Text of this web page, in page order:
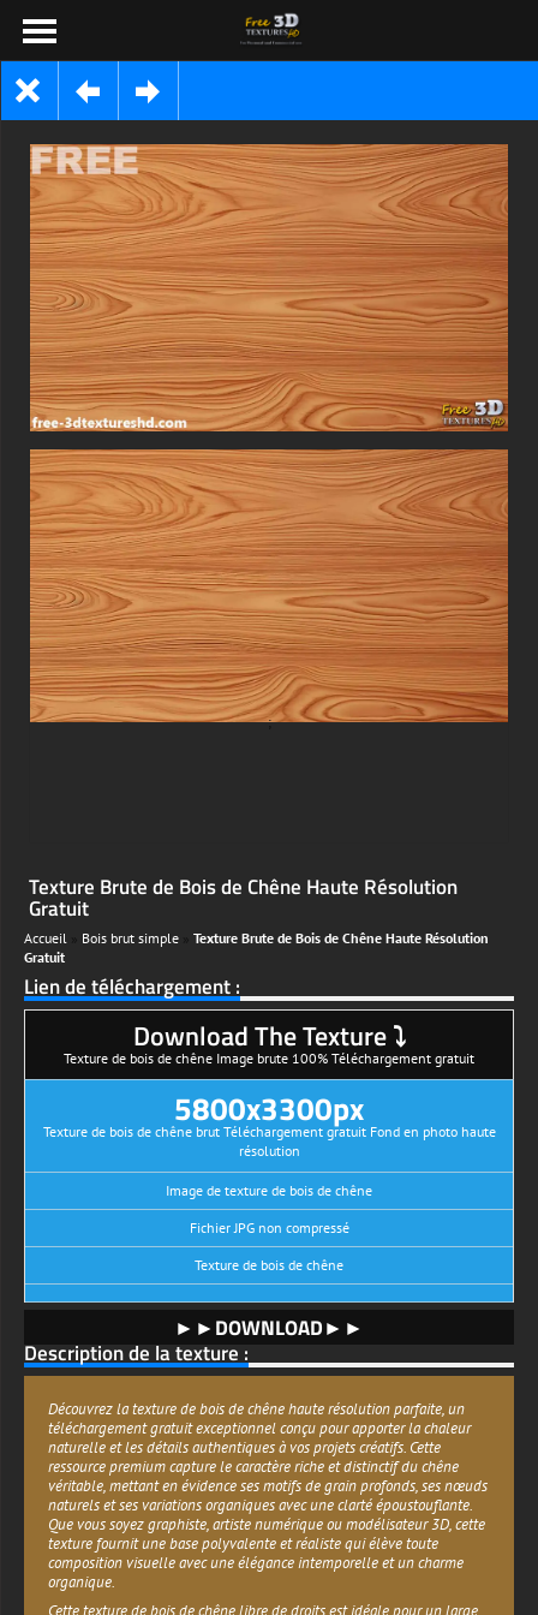
;
Texture Brute de Bois de Chêne Haute Résolution
Gratuit
Accueil Bois brut simple
Texture Brute de Bois de Chêne Haute Résolution
Gratuit
Lien de téléchargement :
Download The Texture ⤵
Texture de bois de chêne Image brute 100% Téléchargement gratuit
5800x3300px
Texture de bois de chêne brut Téléchargement gratuit Fond en photo haute
résolution
Image de texture de bois de chêne
Fichier JPG non compressé
Texture de bois de chêne
►►DOWNLOAD►►
Description de la texture :
Découvrez la texture de bois de chêne haute résolution parfaite, un
téléchargement gratuit exceptionnel conçu pour apporter la chaleur
naturelle et les détails authentiques à vos projets créatifs. Cette
ressource premium capture le caractère riche et distinctif du chêne
véritable, mettant en évidence ses motifs de grain profonds, ses nœuds
naturels et ses variations organiques avec une clarté époustouflante.
Que vous soyez graphiste, artiste numérique ou modélisateur 3D, cette
texture fournit une base polyvalente et réaliste qui élève toute
composition visuelle avec une élégance intemporelle et un charme
organique.
Cette texture de bois de chêne libre de droits est idéale pour un large